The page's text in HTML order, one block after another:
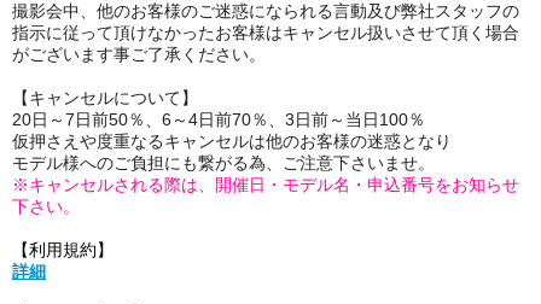
撮影会中、他のお客様のご迷惑になられる言動及び弊社スタッフの
指示に従って頂けなかったお客様はキャンセル扱いさせて頂く場合
がございます事ご了承ください。
【キャンセルについて】
20日～7日前50％、6～4日前70％、3日前～当日100％
仮押さえや度重なるキャンセルは他のお客様の迷惑となり
モデル様へのご負担にも繋がる為、ご注意下さいませ。
※キャンセルされる際は、開催日・モデル名・申込番号をお知らせ
下さい。
【利用規約】
詳細